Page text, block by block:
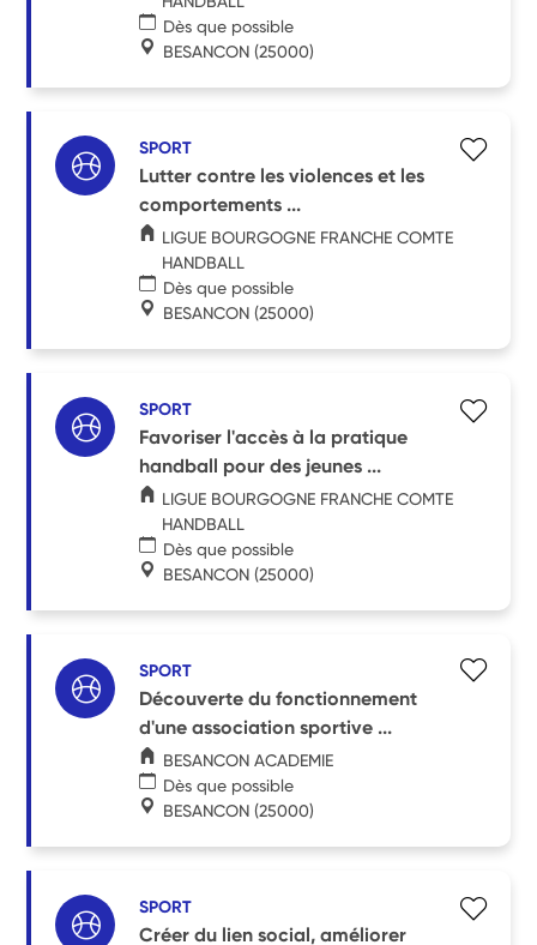
Dès que possible
BESANCON (25000)
SPORT
Lutter contre les violences et les
comportements ...
LIGUE BOURGOGNE FRANCHE COMTE
HANDBALL
Dès que possible
BESANCON (25000)
SPORT
Favoriser l'accès à la pratique
handball pour des jeunes ...
LIGUE BOURGOGNE FRANCHE COMTE
HANDBALL
Dès que possible
BESANCON (25000)
SPORT
Découverte du fonctionnement
d'une association sportive ...
BESANCON ACADEMIE
Dès que possible
BESANCON (25000)
SPORT
Créer du lien social, améliorer